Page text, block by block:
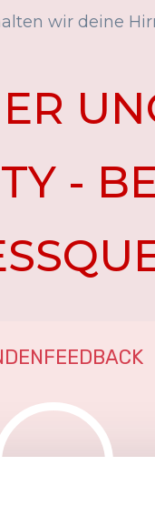
wir deine
-